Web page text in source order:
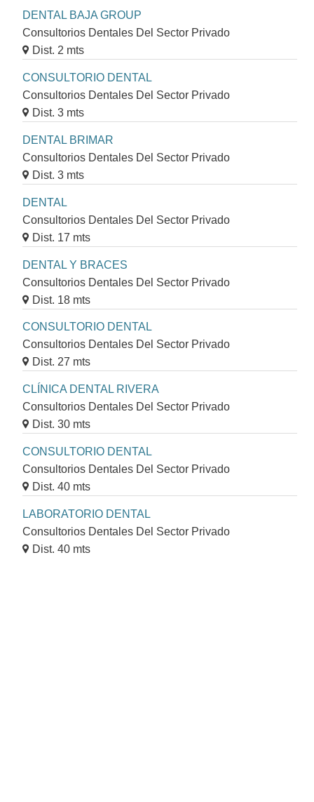
DENTAL BAJA GROUP
Consultorios Dentales Del Sector Privado
Dist. 2 mts
CONSULTORIO DENTAL
Consultorios Dentales Del Sector Privado
Dist. 3 mts
DENTAL BRIMAR
Consultorios Dentales Del Sector Privado
Dist. 3 mts
DENTAL
Consultorios Dentales Del Sector Privado
Dist. 17 mts
DENTAL Y BRACES
Consultorios Dentales Del Sector Privado
Dist. 18 mts
CONSULTORIO DENTAL
Consultorios Dentales Del Sector Privado
Dist. 27 mts
CLÍNICA DENTAL RIVERA
Consultorios Dentales Del Sector Privado
Dist. 30 mts
CONSULTORIO DENTAL
Consultorios Dentales Del Sector Privado
Dist. 40 mts
LABORATORIO DENTAL
Consultorios Dentales Del Sector Privado
Dist. 40 mts